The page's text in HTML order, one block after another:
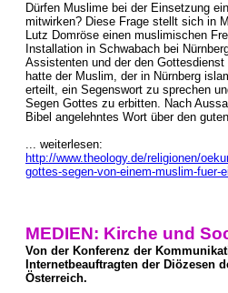
Dürfen Muslime bei der Einsetzung
mitwirken? Diese Frage stellt sich in
Lutz Domröse einen muslimischen
Installation in Schwabach bei
Assistenten und der den
hatte der Muslim, der in Nürnberg
erteilt, ein Segenswort zu sprechen
Segen Gottes zu erbitten. Nach
Bibel angelehntes Wort über den
... weiterlesen:
http://www.theology.de/religionen/
gottes-segen-von-einem-muslim-fuer-
MEDIEN: Kirche und
Von der Konferenz der
Internetbeauftragten der Diözesen
Österreich.